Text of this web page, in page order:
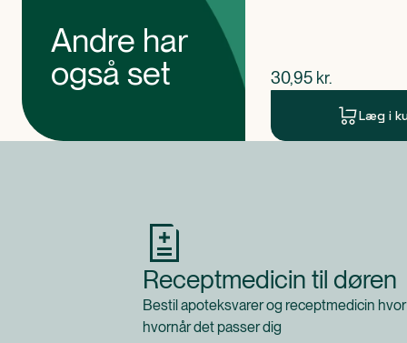
Andre har
også set
$nuværende pris
30,95 kr.
Læg i
Receptmedicin til døren
Bestil apoteksvarer og receptmedicin
hvornår det passer dig